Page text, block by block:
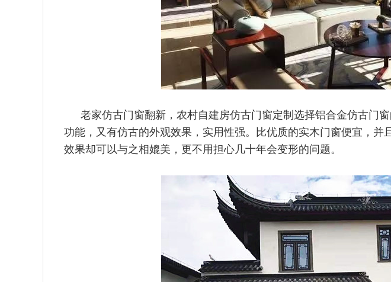
老家仿古门窗翻新，农村自建房仿古门窗定制选择铝合金仿古门
功能，又有仿古的外观效果，实用性强。比优质的实木门窗便宜，并
效果却可以与之相媲美，更不用担心几十年会变形的问题。